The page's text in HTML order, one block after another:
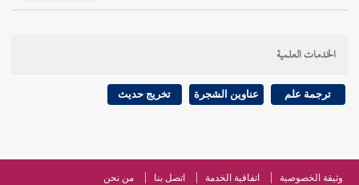
الخدمات العلمية
ترجمة علم عناوين الشجرة تخريج حديث
وثيقة الخصوصية اتفاقية الخدمة اتصل بنا من نحن